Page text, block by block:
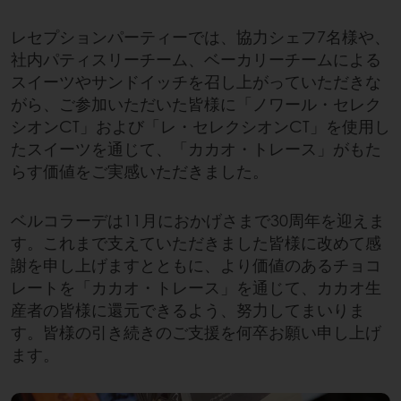
レセプションパーティーでは、協力シェフ7名様や、
社内パティスリーチーム、ベーカリーチームによる
スイーツやサンドイッチを召し上がっていただきな
がら、ご参加いただいた皆様に「ノワール・セレク
シオンCT」および「レ・セレクシオンCT」を使用し
たスイーツを通じて、「カカオ・トレース」がもた
らす価値をご実感いただきました。
ベルコラーデは11月におかげさまで30周年を迎えま
す。これまで支えていただきました皆様に改めて感
謝を申し上げますとともに、より価値のあるチョコ
レートを「カカオ・トレース」を通じて、カカオ生
産者の皆様に還元できるよう、努力してまいりま
す。皆様の引き続きのご支援を何卒お願い申し上げ
ます。